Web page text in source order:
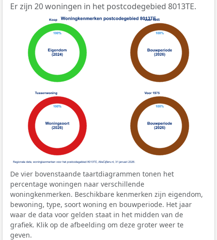
Er zijn 20 woningen in het postcodegebied 8013TE.
De vier bovenstaande taartdiagrammen tonen het
percentage woningen naar verschillende
woningkenmerken. Beschikbare kenmerken zijn eigendom,
bewoning, type, soort woning en bouwperiode. Het jaar
waar de data voor gelden staat in het midden van de
grafiek. Klik op de afbeelding om deze groter weer te
geven.